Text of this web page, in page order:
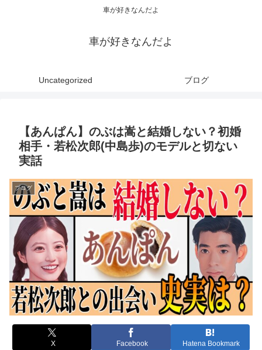
車が好きなんだよ
車が好きなんだよ
Uncategorized ブログ
【あんぱん】のぶは嵩と結婚しない？初婚
相手・若松次郎(中島歩)のモデルと切ない
実話
ブログ
X Facebook Hatena Bookmark